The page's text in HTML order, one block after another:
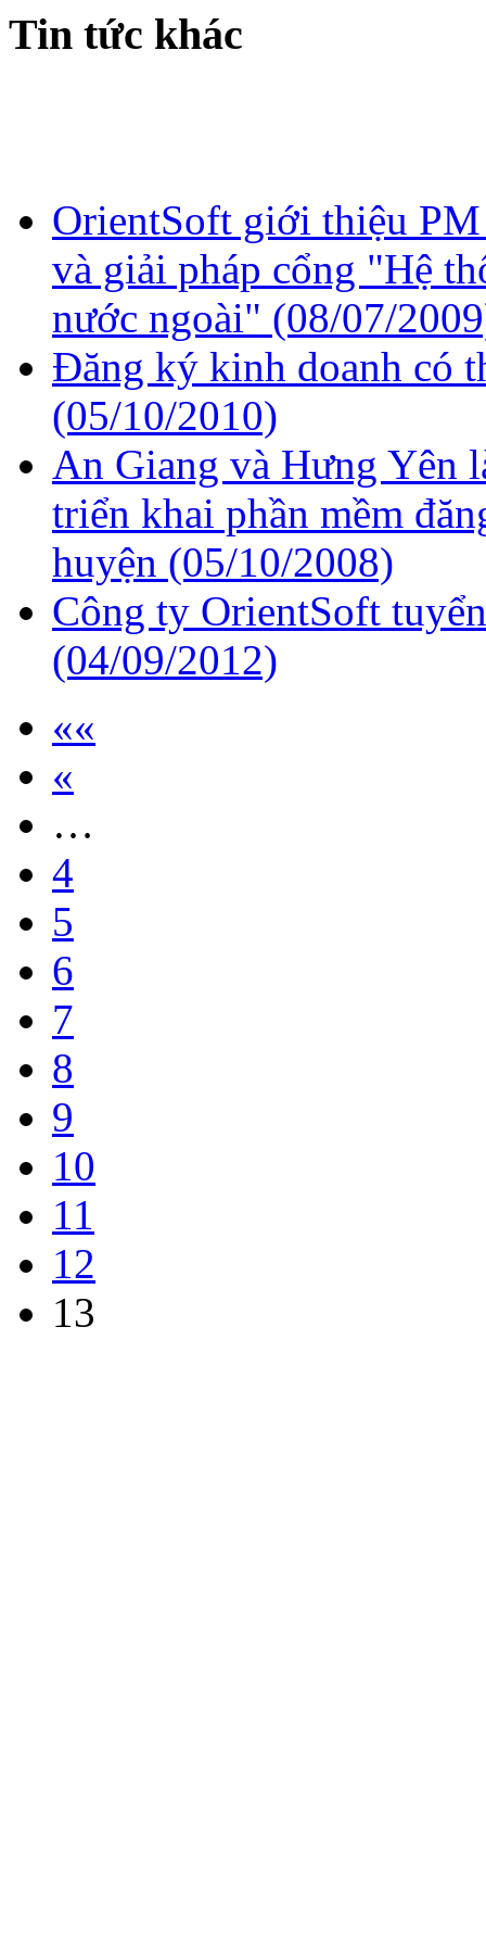
Tin tức khác
OrientSoft giới thiệu
và giải pháp cổng "Hệ
nước ngoài" (08/07/
Đăng ký kinh doanh có
(05/10/2010)
An Giang và Hưng Yên
triển khai phần mềm
huyện (05/10/2008)
Công ty OrientSoft
(04/09/2012)
««
«
…
4
5
6
7
8
9
10
11
12
13